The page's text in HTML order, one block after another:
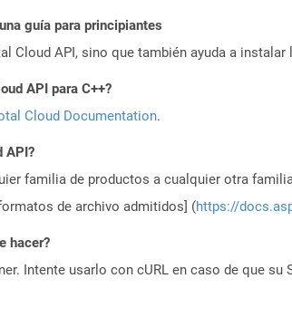
guía para principiantes
Cloud API, sino que también ayuda a
API para C++?
Cloud Documentation.
API?
familia de productos a cualquier otra familia
de archivo admitidos] (https://
hacer?
Intente usarlo con cURL en caso de que su